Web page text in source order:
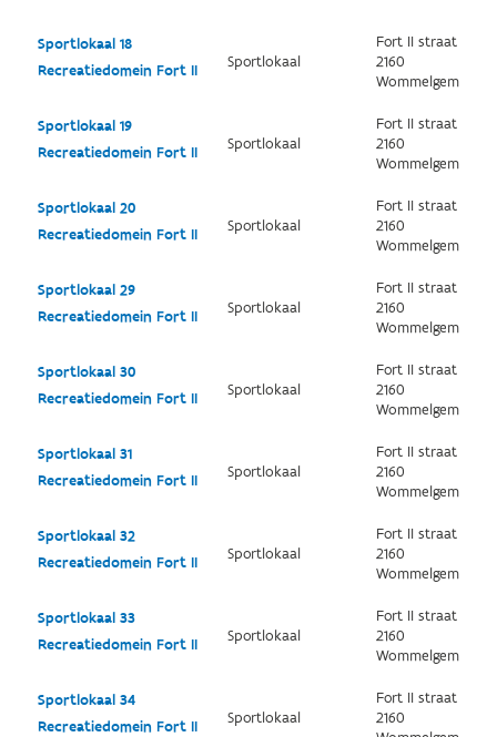
Sportlokaal 18
Recreatiedomein Fort II
Sportlokaal
Fort II straat
2160
Wommelgem
Sportlokaal 19
Recreatiedomein Fort II
Sportlokaal
Fort II straat
2160
Wommelgem
Sportlokaal 20
Recreatiedomein Fort II
Sportlokaal
Fort II straat
2160
Wommelgem
Sportlokaal 29
Recreatiedomein Fort II
Sportlokaal
Fort II straat
2160
Wommelgem
Sportlokaal 30
Recreatiedomein Fort II
Sportlokaal
Fort II straat
2160
Wommelgem
Sportlokaal 31
Recreatiedomein Fort II
Sportlokaal
Fort II straat
2160
Wommelgem
Sportlokaal 32
Recreatiedomein Fort II
Sportlokaal
Fort II straat
2160
Wommelgem
Sportlokaal 33
Recreatiedomein Fort II
Sportlokaal
Fort II straat
2160
Wommelgem
Sportlokaal 34
Recreatiedomein Fort II
Sportlokaal
Fort II straat
2160